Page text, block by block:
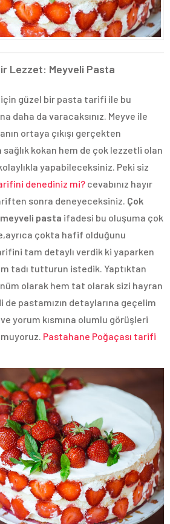
Lezzet: Meyveli Pasta
güzel bir pasta tarifi ile bu
daha da varacaksınız. Meyve ile
ortaya çıkışı gerçekten
sağlık kokan hem de çok lezzetli olan
yapabileceksiniz. Peki siz
denediniz mi? cevabınız hayır
sonra deneyeceksiniz. Çok
pasta ifadesi bu oluşuma çok
çokta hafif olduğunu
tam detaylı verdik ki yaparken
tadı tutturun istedik. Yaptıktan
olarak hem tat olarak sizi hayran
de pastamızın detaylarına geçelim
yorum kısmına olumlu görüşleri
Pastahane Poğaçası tarifi